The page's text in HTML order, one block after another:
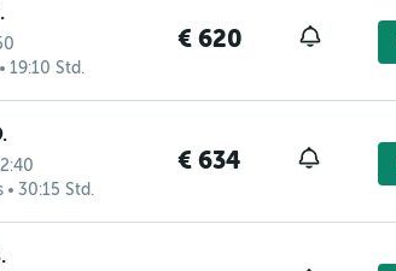
19:10 Std.
€ 620
30:15 Std.
€ 634